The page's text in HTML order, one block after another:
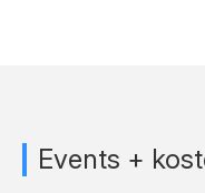
Events +